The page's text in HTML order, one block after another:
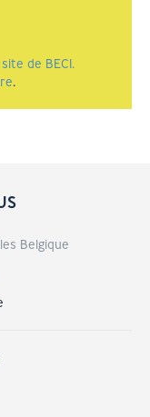
de BECI.
.
Belgique